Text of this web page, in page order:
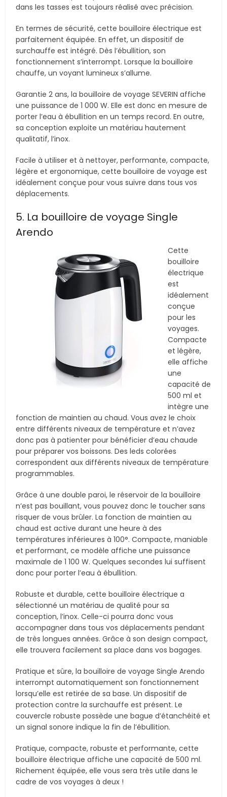
dans les tasses est toujours réalisé avec précision.
En termes de sécurité, cette bouilloire électrique est
parfaitement équipée. En effet, un dispositif de
surchauffe est intégré. Dès l’ébullition, son
fonctionnement s’interrompt. Lorsque la bouilloire
chauffe, un voyant lumineux s’allume.
Garantie 2 ans, la bouilloire de voyage SEVERIN affiche
une puissance de 1 000 W. Elle est donc en mesure de
porter l’eau à ébullition en un temps record. En outre,
sa conception exploite un matériau hautement
qualitatif, l’inox.
Facile à utiliser et à nettoyer, performante, compacte,
légère et ergonomique, cette bouilloire de voyage est
idéalement conçue pour vous suivre dans tous vos
déplacements.
5. La bouilloire de voyage Single
Arendo
Cette
bouilloire
électrique
est
idéalement
conçue
pour les
voyages.
Compacte
et légère,
elle affiche
une
capacité de
500 ml et
intègre une
fonction de maintien au chaud. Vous avez le choix
entre différents niveaux de température et n’avez
donc pas à patienter pour bénéficier d’eau chaude
pour préparer vos boissons. Des leds colorées
correspondent aux différents niveaux de température
programmables.
Grâce à une double paroi, le réservoir de la bouilloire
n’est pas bouillant, vous pouvez donc le toucher sans
risquer de vous brûler. La fonction de maintien au
chaud est active durant une heure à des
températures inférieures à 100°. Compacte, maniable
et performant, ce modèle affiche une puissance
maximale de 1 100 W. Quelques secondes lui suffisent
donc pour porter l’eau à ébullition.
Robuste et durable, cette bouilloire électrique a
sélectionné un matériau de qualité pour sa
conception, l’inox. Celle-ci pourra donc vous
accompagner dans tous vos déplacements pendant
de très longues années. Grâce à son design compact,
elle trouvera facilement sa place dans vos bagages.
Pratique et sûre, la bouilloire de voyage Single Arendo
interrompt automatiquement son fonctionnement
lorsqu’elle est retirée de sa base. Un dispositif de
protection contre la surchauffe est présent. Le
couvercle robuste possède une bague d’étanchéité et
un signal sonore indique la fin de l’ébullition.
Pratique, compacte, robuste et performante, cette
bouilloire électrique affiche une capacité de 500 ml.
Richement équipée, elle vous sera très utile dans le
cadre de vos voyages à deux !